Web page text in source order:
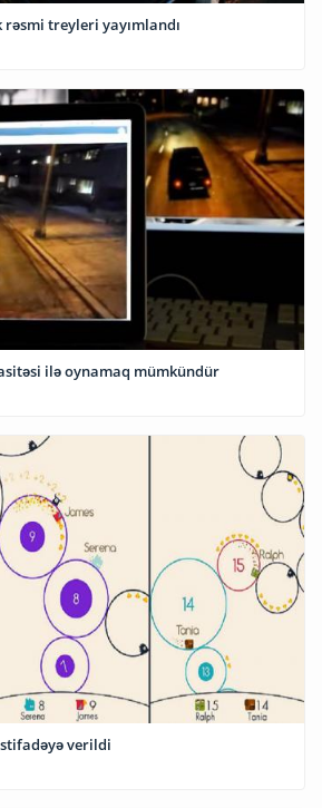
treyleri yayımlandı
ilə oynamaq mümkündür
verildi